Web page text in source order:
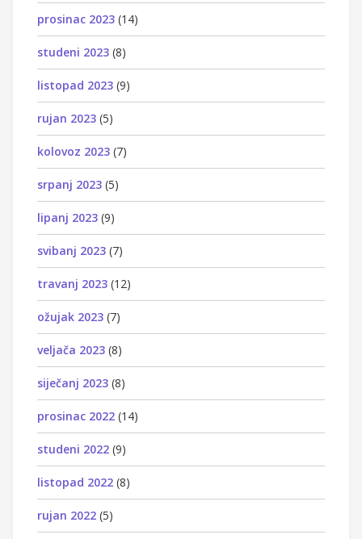
prosinac 2023 (14)
studeni 2023 (8)
listopad 2023 (9)
rujan 2023 (5)
kolovoz 2023 (7)
srpanj 2023 (5)
lipanj 2023 (9)
svibanj 2023 (7)
travanj 2023 (12)
ožujak 2023 (7)
veljača 2023 (8)
siječanj 2023 (8)
prosinac 2022 (14)
studeni 2022 (9)
listopad 2022 (8)
rujan 2022 (5)